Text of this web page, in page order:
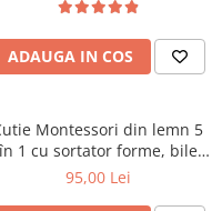
ADAUGA IN COS
Montessori din lemn 5
1 cu sortator forme, bile
colorate și joc de potrivire
95,00 Lei